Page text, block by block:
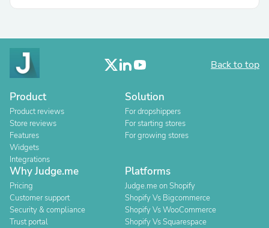
Back to top
Product
Product reviews
Store reviews
Features
Widgets
Integrations
Solution
For dropshippers
For starting stores
For growing stores
Why Judge.me
Pricing
Customer support
Security & compliance
Trust portal
Platforms
Judge.me on Shopify
Shopify Vs Bigcommerce
Shopify Vs WooCommerce
Shopify Vs Squarespace